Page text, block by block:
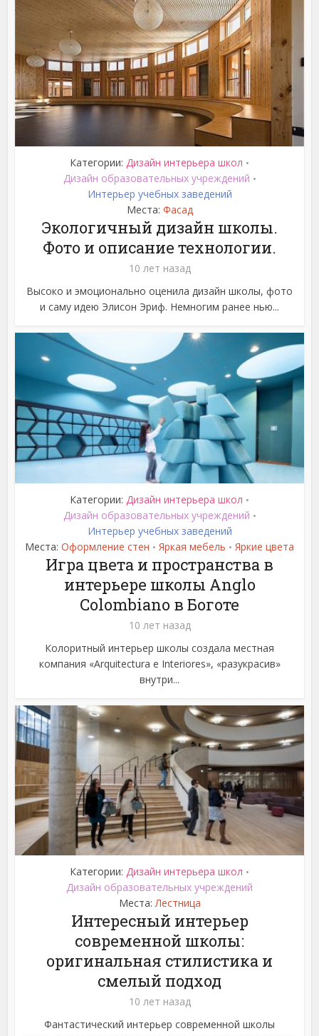
Категории: Дизайн интерьера школ •
Дизайн образовательных учреждений •
Интерьер учебных заведений
Места: Фасад
Экологичный дизайн школы.
Фото и описание технологии.
10 лет назад
Высоко и эмоционально оценила дизайн школы, фото
и саму идею Элисон Эриф. Немногим ранее нью...
Категории: Дизайн интерьера школ •
Дизайн образовательных учреждений •
Интерьер учебных заведений
Места: Оформление стен • Яркая мебель • Яркие цвета
Игра цвета и пространства в
интерьере школы Anglo
Colombiano в Боготе
10 лет назад
Колоритный интерьер школы создала местная
компания «Arquitectura e Interiores», «разукрасив»
внутри...
Категории: Дизайн интерьера школ •
Дизайн образовательных учреждений
Места:Лестница
Интересный интерьер
современной школы:
оригинальная стилистика и
смелый подход
10 лет назад
Фантастический интерьер современной школы